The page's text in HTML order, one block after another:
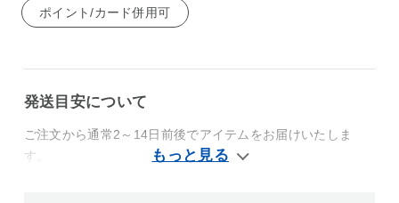
ポイント/カード併用可
発送目安について
ご注文から通常2～14日前後でアイテムをお届けいたしま
す。